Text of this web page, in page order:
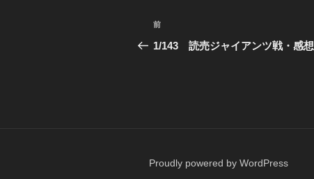
投
稿
シ
前
の
前
1/143 読売ジャイアンツ戦・感想
Proudly powered by WordPress